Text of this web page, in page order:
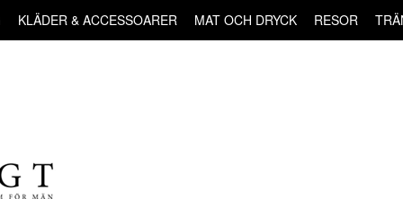
KLÄDER & ACCESSOARER MAT OCH DRYCK RESOR